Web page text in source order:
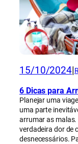
15/10/2024
6 Dicas para
Planejar uma
uma parte
arrumar as malas.
verdadeira dor de
desnecessários.